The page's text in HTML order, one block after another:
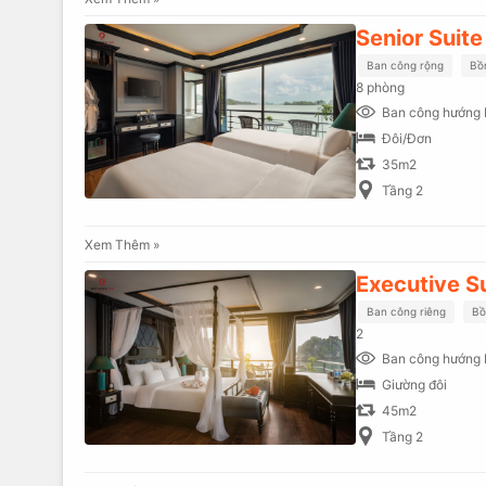
Senior Suite
Ban công rộng
8 phòng
Ban công hướng
Đôi/Đơn
35m2
Tầng 2
Xem Thêm »
Executive
Ban công riêng
2
Ban công hướng
Giường đôi
45m2
Tầng 2